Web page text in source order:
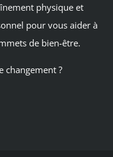
physique et
pour vous aider à
de bien-être.
changement ?